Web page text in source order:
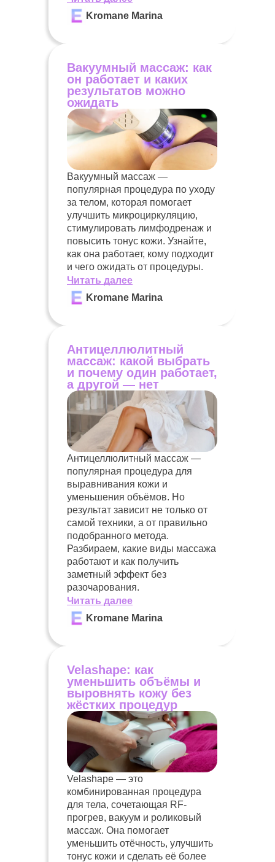
Kromane Marina
Вакуумный массаж: как
он работает и каких
результатов можно
ожидать
Вакуумный массаж —
популярная процедура по уходу
за телом, которая помогает
улучшить микроциркуляцию,
стимулировать лимфодренаж и
повысить тонус кожи. Узнайте,
как она работает, кому подходит
и чего ожидать от процедуры.
Читать далее
Kromane Marina
Антицеллюлитный
массаж: какой выбрать
и почему один работает,
а другой — нет
Антицеллюлитный массаж —
популярная процедура для
выравнивания кожи и
уменьшения объёмов. Но
результат зависит не только от
самой техники, а от правильно
подобранного метода.
Разбираем, какие виды массажа
работают и как получить
заметный эффект без
разочарования.
Читать далее
Kromane Marina
Velashape: как
уменьшить объёмы и
выровнять кожу без
жёстких процедур
Velashape — это
комбинированная процедура
для тела, сочетающая RF-
прогрев, вакуум и роликовый
массаж. Она помогает
уменьшить отёчность, улучшить
тонус кожи и сделать её более